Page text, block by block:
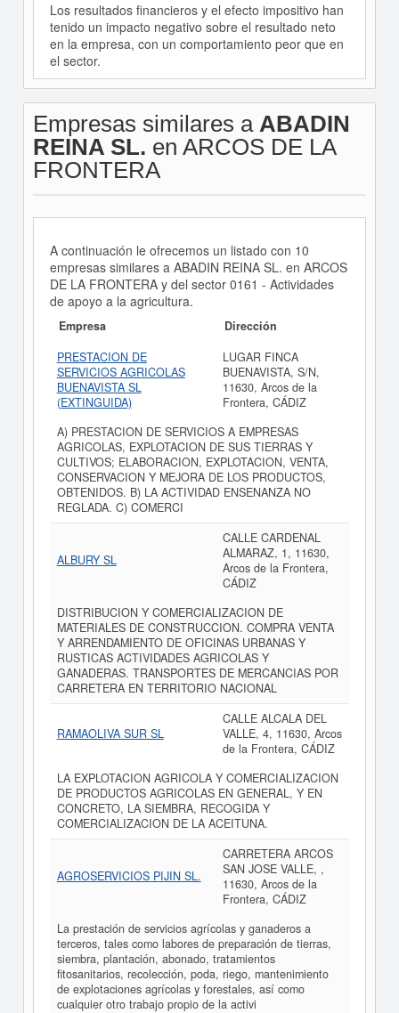
Los resultados financieros y el efecto impositivo han
tenido un impacto negativo sobre el resultado neto
en la empresa, con un comportamiento peor que en
el sector.
Empresas similares a ABADIN
REINA SL. en ARCOS DE LA
FRONTERA
A continuación le ofrecemos un listado con 10
empresas similares a ABADIN REINA SL. en ARCOS
DE LA FRONTERA y del sector 0161 - Actividades
de apoyo a la agricultura.
Empresa
Dirección
PRESTACION DE
SERVICIOS AGRICOLAS
BUENAVISTA SL
(EXTINGUIDA)
LUGAR FINCA
BUENAVISTA, S/N,
11630, Arcos de la
Frontera, CÁDIZ
A) PRESTACION DE SERVICIOS A EMPRESAS
AGRICOLAS, EXPLOTACION DE SUS TIERRAS Y
CULTIVOS; ELABORACION, EXPLOTACION, VENTA,
CONSERVACION Y MEJORA DE LOS PRODUCTOS,
OBTENIDOS. B) LA ACTIVIDAD ENSENANZA NO
REGLADA. C) COMERCI
ALBURY SL
CALLE CARDENAL
ALMARAZ, 1, 11630,
Arcos de la Frontera,
CÁDIZ
DISTRIBUCION Y COMERCIALIZACION DE
MATERIALES DE CONSTRUCCION. COMPRA VENTA
Y ARRENDAMIENTO DE OFICINAS URBANAS Y
RUSTICAS ACTIVIDADES AGRICOLAS Y
GANADERAS. TRANSPORTES DE MERCANCIAS POR
CARRETERA EN TERRITORIO NACIONAL
RAMAOLIVA SUR SL
CALLE ALCALA DEL
VALLE, 4, 11630, Arcos
de la Frontera, CÁDIZ
LA EXPLOTACION AGRICOLA Y COMERCIALIZACION
DE PRODUCTOS AGRICOLAS EN GENERAL, Y EN
CONCRETO, LA SIEMBRA, RECOGIDA Y
COMERCIALIZACION DE LA ACEITUNA.
AGROSERVICIOS PIJIN SL.
CARRETERA ARCOS
SAN JOSE VALLE, ,
11630, Arcos de la
Frontera, CÁDIZ
La prestación de servicios agrícolas y ganaderos a
terceros, tales como labores de preparación de tierras,
siembra, plantación, abonado, tratamientos
fitosanitarios, recolección, poda, riego, mantenimiento
de explotaciones agrícolas y forestales, así como
cualquier otro trabajo propio de la activi